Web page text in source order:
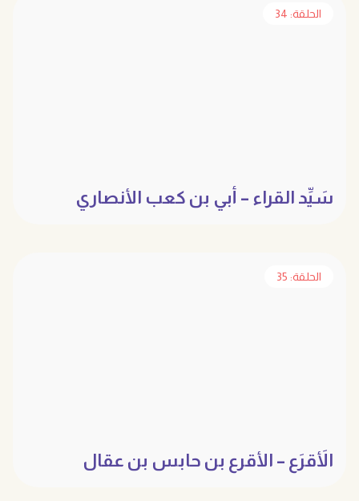
الحلقة: 34
سَيِّد القراء – أبي بن كعب الأنصاري
الحلقة: 35
الأَقرَع – الأقرع بن حابس بن عقال